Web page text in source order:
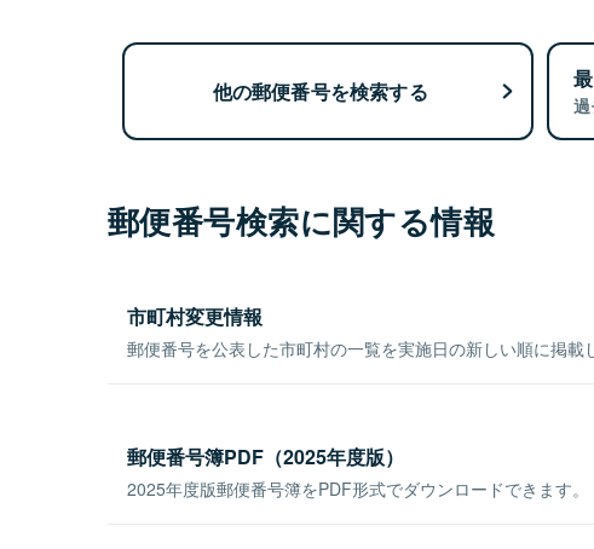
他の郵便番号を検索する
郵便番号検索に関する情報
市町村変更情報
郵便番号を公表した市町村の一覧を実施日の新しい順に掲載
郵便番号簿PDF（2025年度版）
2025年度版郵便番号簿をPDF形式でダウンロードできます。